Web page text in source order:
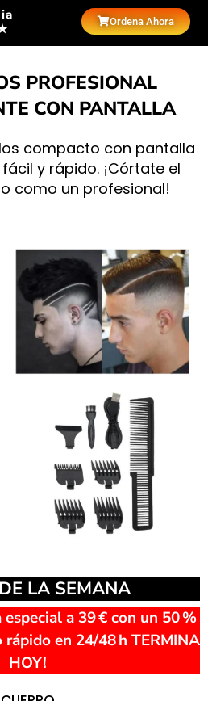
Ordena Ahora
PROFESIONAL
CON PANTALLA
compacto con pantalla
y rápido. ¡Córtate el
como un profesional!
LA SEMANA
especial a 39 € con un 50 %
en 24/48 h TERMINA
HOY!